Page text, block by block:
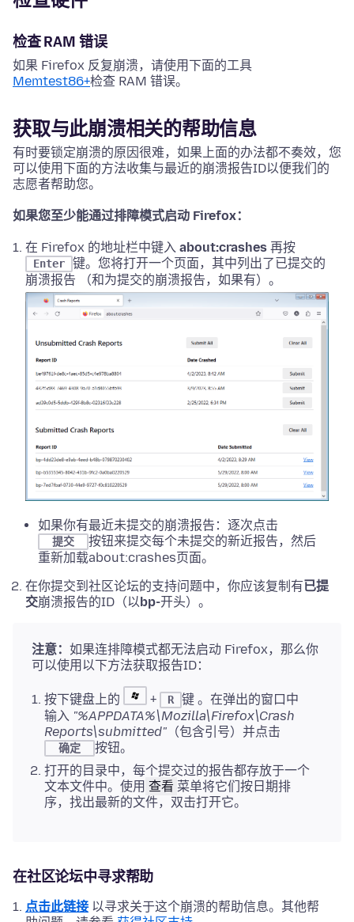
检查 RAM 错误
如果 Firefox 反复崩溃，请使用下面的工具
Memtest86+检查 RAM 错误。
获取与此崩溃相关的帮助信息
有时要锁定崩溃的原因很难，如果上面的办法都不奏效，您
可以使用下面的方法收集与最近的崩溃报告ID以便我们的
志愿者帮助您。
如果您至少能通过排障模式启动 Firefox：
在 Firefox 的地址栏中键入 about:crashes 再按
Enter
键。您将打开一个页面，其中列出了已提交的
崩溃报告 （和为提交的崩溃报告，如果有）。
如果你有最近未提交的崩溃报告：逐次点击
提交
按钮来提交每个未提交的新近报告，然后
重新加载about:crashes页面。
在你提交到社区论坛的支持问题中，你应该复制有已提
交崩溃报告的ID（以bp-开头）。
注意： 如果连排障模式都无法启动 Firefox，那么你
可以使用以下方法获取报告ID：
按下键盘上的 + R
键 。在弹出的窗口中
输入 "%APPDATA%\Mozilla\Firefox\Crash
Reports\submitted" （包含引号）并点击
确定
按钮。
打开的目录中，每个提交过的报告都存放于一个
文本文件中。使用 查看 菜单将它们按日期排
序，找出最新的文件，双击打开它。
在社区论坛中寻求帮助
点击此链接 以寻求关于这个崩溃的帮助信息。其他帮